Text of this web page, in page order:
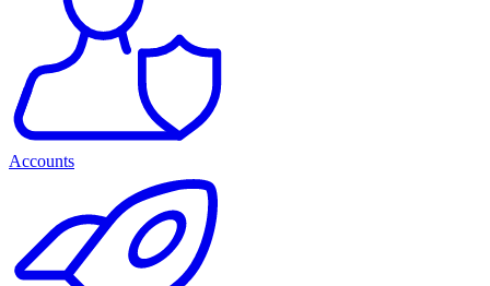
Accounts